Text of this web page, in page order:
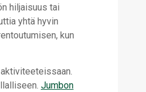
hiljaisuus tai
yhtä hyvin
kun
Jumbon